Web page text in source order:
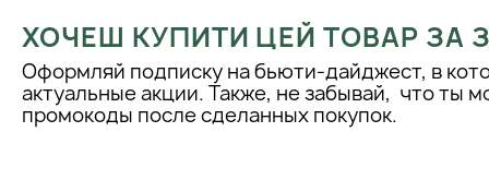
покращити пружність та еластичність шкіри,
та зволоженою.
Екстракт обліпихи:Екстракт обліпихи є
який захищає шкіру від пошкоджень, викликаних
Він стимулює відновлення клітин та надає шкірі
вигляду.
ХОЧЕШ КУПИТИ ЦЕЙ ТОВАР ЗА
Оформляй подписку на бьюти-дайджест, в
актуальные акции. Также, не забывай, что ты
промокоды после сделанных покупок.